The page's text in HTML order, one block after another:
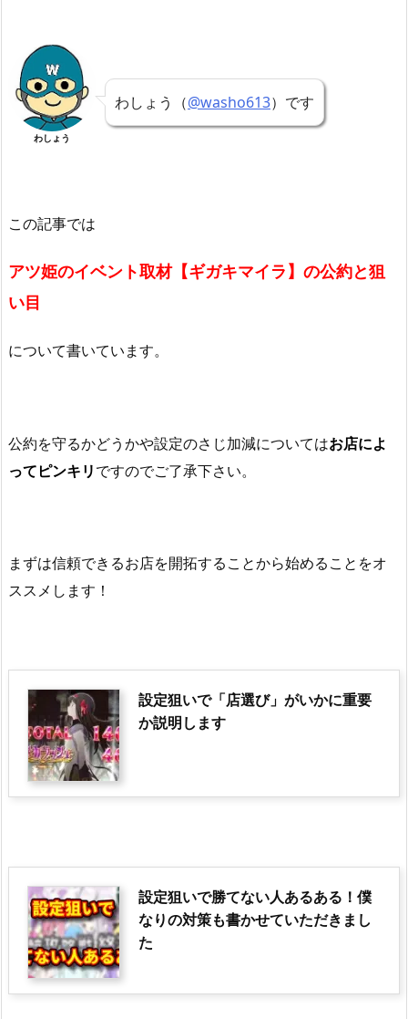
わしょう
わしょう（@washo613）です
この記事では
アツ姫のイベント取材【ギガキマイラ】の公約と狙
い目
について書いています。
公約を守るかどうかや設定のさじ加減についてはお店によ
ってピンキリですのでご了承下さい。
まずは信頼できるお店を開拓することから始めることをオ
ススメします！
設定狙いで「店選び」がいかに重要
か説明します
設定狙いで勝てない人あるある！僕
なりの対策も書かせていただきまし
た